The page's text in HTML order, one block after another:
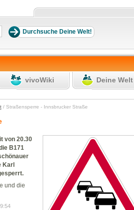
vivoWiki Deine Welt
/ Straßensperre - Innsbrucker Straße
von 20.30
B171
Karl
und die